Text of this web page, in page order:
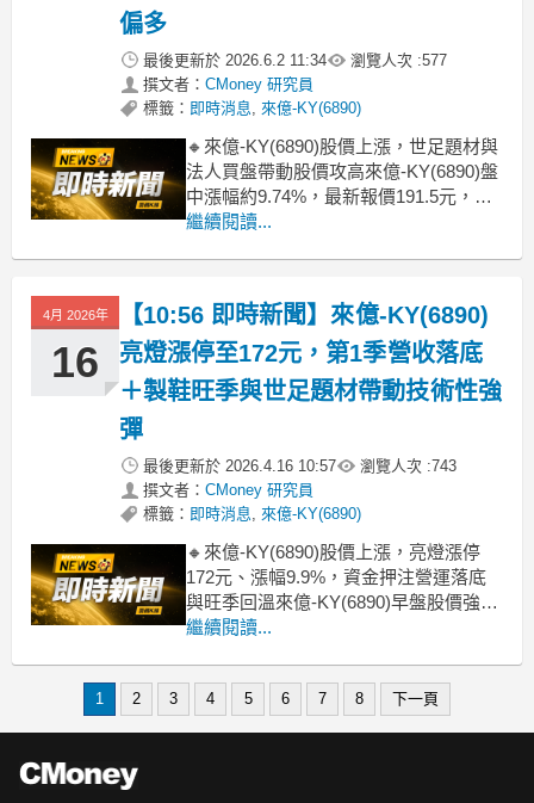
偏多
最後更新於 2026.6.2 11:34 瀏覽人次 :577
撰文者： CMoney 研究員
標籤： 即時消息, 來億-KY(6890)
🔸來億-KY(6890)股價上漲，世足題材與
法人買盤帶動股價攻高來億-KY(6890)盤
中漲幅約9.74%，最新報價191.5元，接
近漲停價位，短線買盤明顯積極。近期
面運動休閒族群的輪動焦點。加上前一
交易日至近期三大法人多日買
繼續閱讀...
4月 2026年
16
【10:56 即時新聞】來億-KY(6890)
亮燈漲停至172元，第1季營收落底
＋製鞋旺季與世足題材帶動技術性強
彈
最後更新於 2026.4.16 10:57 瀏覽人次 :743
撰文者： CMoney 研究員
標籤： 即時消息, 來億-KY(6890)
🔸來億-KY(6890)股價上漲，亮燈漲停
172元、漲幅9.9%，資金押注營運落底
與旺季回溫來億-KY(6890)早盤股價強攻
亮燈漲停，報172元、漲幅9.9%，明顯
但市場更聚焦於第2季起進入製鞋傳統旺
繼續閱讀...
1 2 3 4 5 6 7 8 下一頁